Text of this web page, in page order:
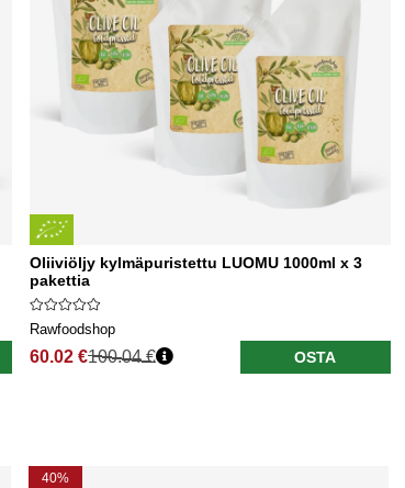
Oliiviöljy kylmäpuristettu LUOMU 1000ml x 3
pakettia
Rawfoodshop
60.02 €100.04 € OSTA
40%